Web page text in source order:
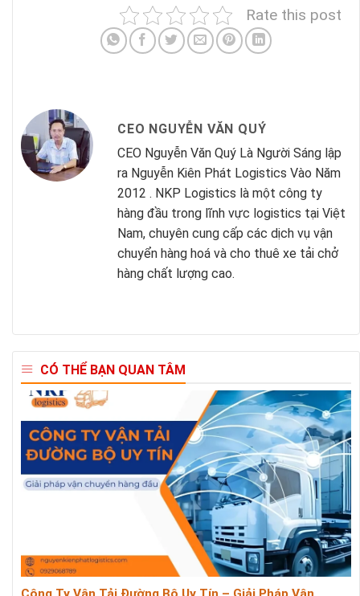
Rate this post
CEO NGUYỄN VĂN QUÝ
CEO Nguyễn Văn Quý Là Người Sáng lập
ra Nguyễn Kiên Phát Logistics Vào Năm
2012 . NKP Logistics là một công ty
hàng đầu trong lĩnh vực logistics tại Việt
Nam, chuyên cung cấp các dịch vụ vận
chuyển hàng hoá và cho thuê xe tải chở
hàng chất lượng cao.
CÓ THỂ BẠN QUAN TÂM